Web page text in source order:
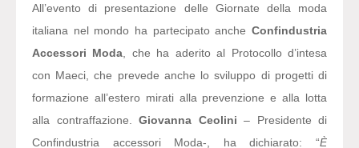
All’evento di presentazione delle Giornate della moda
italiana nel mondo ha partecipato anche Confindustria
Accessori Moda , che ha aderito al Protocollo d’intesa
con Maeci, che prevede anche lo sviluppo di progetti di
formazione all’estero mirati alla prevenzione e alla lotta
alla contraffazione. Giovanna Ceolini – Presidente di
Confindustria accessori Moda-, ha dichiarato: “È